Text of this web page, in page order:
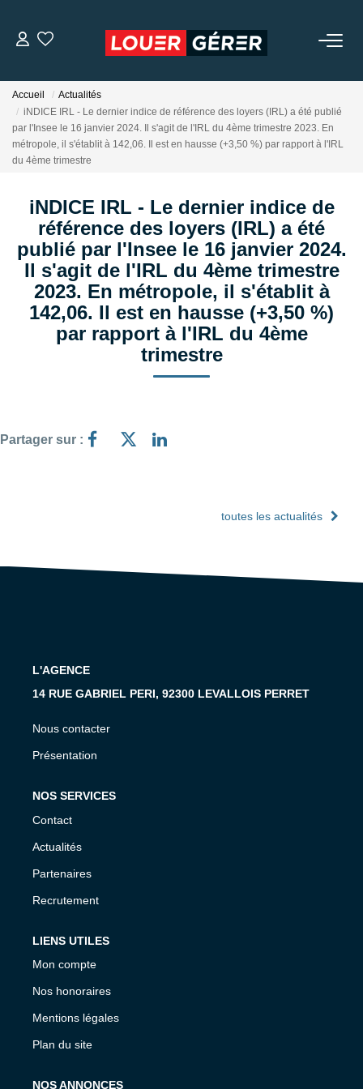
LOCATIONS
MISSIONS DE GESTION
NOTRE AGENCE
NOS TÉMOIGNAGES
CONTACT
Accueil
Actualités
iNDICE IRL - Le dernier indice de référence des loyers (IRL) a été publié
par l'Insee le 16 janvier 2024. Il s'agit de l'IRL du 4ème trimestre 2023. En
métropole, il s'établit à 142,06. Il est en hausse (+3,50 %) par rapport à l'IRL
du 4ème trimestre
iNDICE IRL - Le dernier indice de
référence des loyers (IRL) a été
publié par l'Insee le 16 janvier 2024.
Il s'agit de l'IRL du 4ème trimestre
2023. En métropole, il s'établit à
142,06. Il est en hausse (+3,50 %)
par rapport à l'IRL du 4ème
trimestre
Partager sur :
toutes les actualités
L'AGENCE
14 RUE GABRIEL PERI, 92300 LEVALLOIS PERRET
Nous contacter
Présentation
NOS SERVICES
Contact
Actualités
Partenaires
Recrutement
LIENS UTILES
Mon compte
Nos honoraires
Mentions légales
Plan du site
NOS ANNONCES